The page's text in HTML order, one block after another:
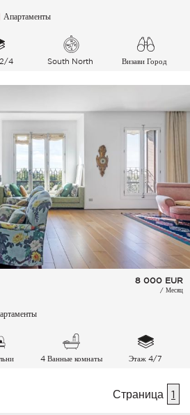
Апартаменты
2/4 South North Визави Город
8 000 EUR
/ Месяц
4 Ванные комнаты Этаж 4/7
Страница 1